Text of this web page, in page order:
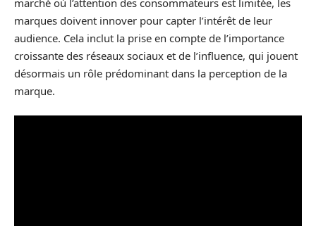
marques doivent innover pour capter l’intérêt de leur
audience. Cela inclut la prise en compte de l’importance
croissante des réseaux sociaux et de l’influence, qui jouent
désormais un rôle prédominant dans la perception de la
marque.